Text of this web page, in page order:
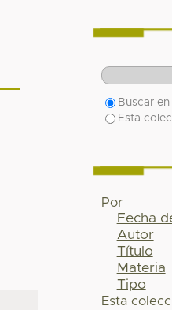
Buscar en
Esta
Por
Fecha
Autor
Título
Materia
Tipo
Esta